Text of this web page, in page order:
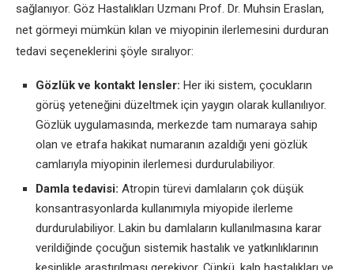
sağlanıyor. Göz Hastalıkları Uzmanı Prof. Dr. Muhsin Eraslan,
net görmeyi mümkün kılan ve miyopinin ilerlemesini durduran
tedavi seçeneklerini şöyle sıralıyor:
Gözlük ve kontakt lensler: Her iki sistem, çocukların
görüş yeteneğini düzeltmek için yaygın olarak kullanılıyor.
Gözlük uygulamasında, merkezde tam numaraya sahip
olan ve etrafa hakikat numaranın azaldığı yeni gözlük
camlarıyla miyopinin ilerlemesi durdurulabiliyor.
Damla tedavisi: Atropin türevi damlaların çok düşük
konsantrasyonlarda kullanımıyla miyopide ilerleme
durdurulabiliyor. Lakin bu damlaların kullanılmasına karar
verildiğinde çocuğun sistemik hastalık ve yatkınlıklarının